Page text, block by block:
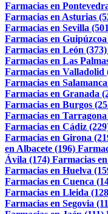
Farmacias en
Farmacias en Asturias
Farmacias en Sevilla
Farmacias en
Farmacias en León (373)
Farmacias en Las
Farmacias en Valladolid
Farmacias en
Farmacias en Granada
Farmacias en Burgos
Farmacias en Tarragona
Farmacias en Cádiz
Farmacias en Girona
en Albacete (196)
Ávila (174) Farmacias
Farmacias en Huelva
Farmacias en Cuenca
Farmacias en Lleida
Farmacias en Segovia